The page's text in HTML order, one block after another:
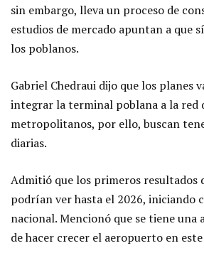
sin embargo, lleva un proceso de
estudios de mercado apuntan a que
los poblanos.
Gabriel Chedraui dijo que los planes
integrar la terminal poblana a la red
metropolitanos, por ello, buscan
diarias.
Admitió que los primeros resultados
podrían ver hasta el 2026, iniciando
nacional. Mencionó que se tiene
de hacer crecer el aeropuerto en